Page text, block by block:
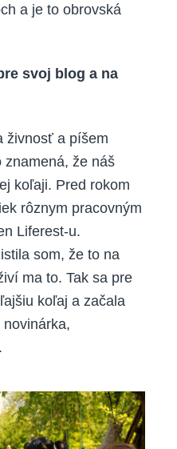
a je to obrovská
svoj blog a na
živnosť a píšem
znamená, že náš
koľaji. Pred rokom
rôznym pracovným
Liferest-u.
som, že to na
ma to. Tak sa pre
koľaj a začala